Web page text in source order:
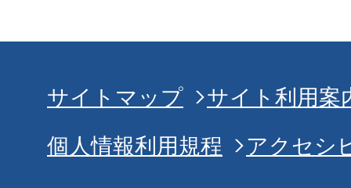
サイトマップ
サイト利用案
個人情報利用規程
アクセシ